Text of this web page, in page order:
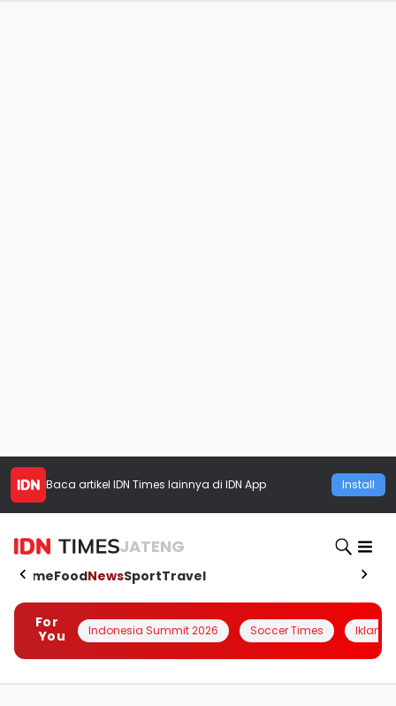
Baca artikel IDN Times lainnya di IDN App Install
JATENG
HomeFoodNewsSportTravel
For
You
Indonesia Summit 2026 Soccer Times Iklanin